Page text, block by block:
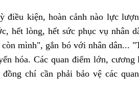
điều kiện, hoàn cảnh nào lực
hết lòng, hết sức phục vụ nhân
mình", gắn bó với nhân dân...
hóa. Các quan điểm lớn,
chí cần phải bảo vệ các